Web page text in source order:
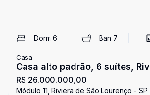
Dorm 6 Ban 7
Casa
Casa alto padrão, 6 suítes,
São Lourenço
R$ 26.000.000,00
Módulo 11, Riviera de São Lourenço - SP